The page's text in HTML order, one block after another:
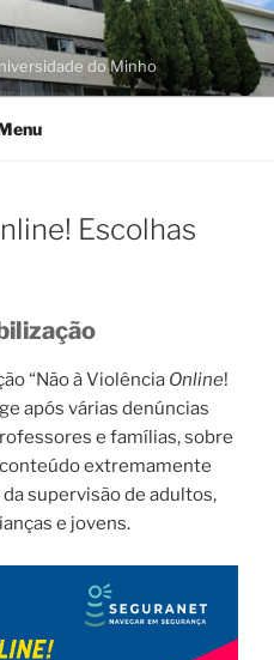
do Minho
Escolhas
“Não à Violência Online!
após várias denúncias
e famílias, sobre
extremamente
supervisão de adultos,
e jovens.